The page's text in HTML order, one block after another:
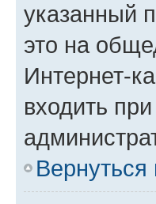
указанный
это на
Интернет-
входить
Вернуться